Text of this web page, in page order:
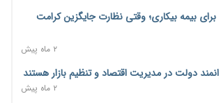
پیش‌بینی افزایش تولید برنج؛ نیاز وارداتی کشور به ۵۰۰ هزار تن
۱ روز پیش
امضای تفاهم‌نامه تجاری ایران و پاکستان؛ هدف‌گذاری تجارت ۱۰
بیمه بیکاری؛ وقتی نظارت جایگزین کرامت
۲ ماه پیش
دولت در مدیریت اقتصاد و تنظیم بازار هستند
۲ ماه پیش